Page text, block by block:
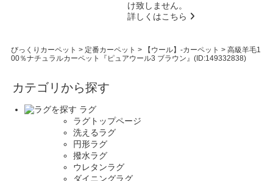
け致しません。
詳しくはこちら
びっくりカーペット > 定番カーペット > 【ウール】-カーペット > 高級羊毛1
00％ナチュラルカーペット『ピュアウール3 ブラウン』(ID:149332838)
カテゴリから探す
ラグ
ラグトップページ
洗えるラグ
円形ラグ
撥水ラグ
ウレタンラグ
ダイニングラグ